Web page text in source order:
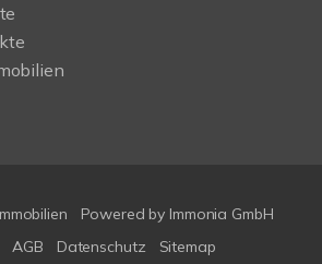
Powered by Immonia GmbH
AGB Datenschutz Sitemap